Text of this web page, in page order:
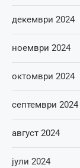
декември 2024
ноември 2024
октомври 2024
септември 2024
август 2024
јули 2024